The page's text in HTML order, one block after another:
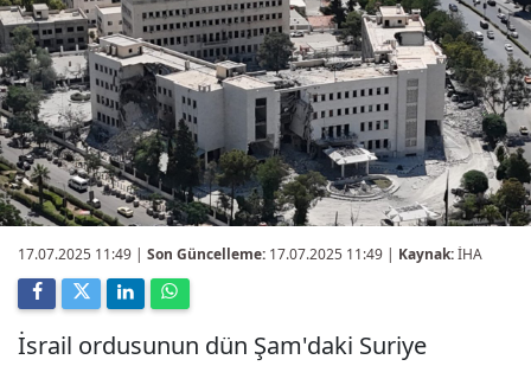
17.07.2025 11:49 | Son Güncelleme: 17.07.2025 11:49 | Kaynak:İHA
İsrail ordusunun dün Şam'daki Suriye